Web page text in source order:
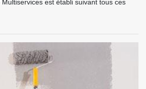
Multiservices est établi suivant tous ces